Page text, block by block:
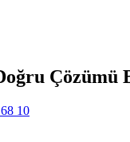
Çözümü
10